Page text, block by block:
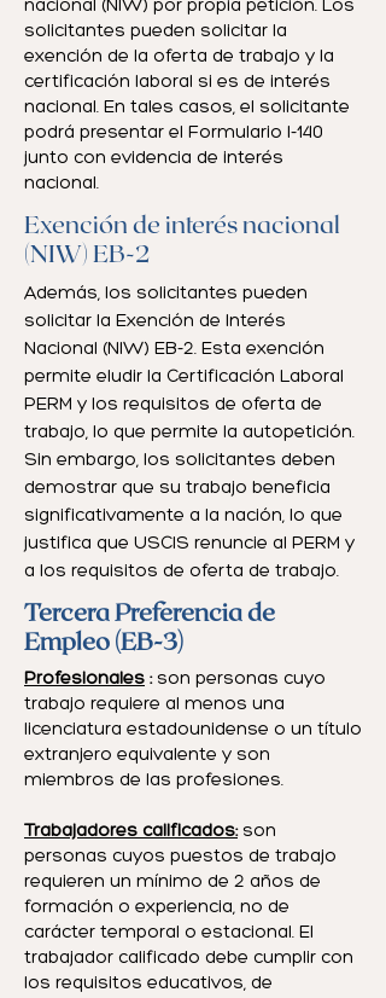
nacional (NIW) por propia petición. Los
solicitantes pueden solicitar la
exención de la oferta de trabajo y la
certificación laboral si es de interés
nacional. En tales casos, el solicitante
podrá presentar el Formulario I-140
junto con evidencia de interés
nacional.
Exención de interés nacional
(NIW) EB-2
Además, los solicitantes pueden
solicitar la Exención de Interés
Nacional (NIW) EB-2. Esta exención
permite eludir la Certificación Laboral
PERM y los requisitos de oferta de
trabajo, lo que permite la autopetición.
Sin embargo, los solicitantes deben
demostrar que su trabajo beneficia
significativamente a la nación, lo que
justifica que USCIS renuncie al PERM y
a los requisitos de oferta de trabajo.
Tercera Preferencia de
Empleo (EB-3)
Profesionales :son personas cuyo
trabajo requiere al menos una
licenciatura estadounidense o un título
extranjero equivalente y son
miembros de las profesiones.
Trabajadores calificados:son
personas cuyos puestos de trabajo
requieren un mínimo de 2 años de
formación o experiencia, no de
carácter temporal o estacional. El
trabajador calificado debe cumplir con
los requisitos educativos, de